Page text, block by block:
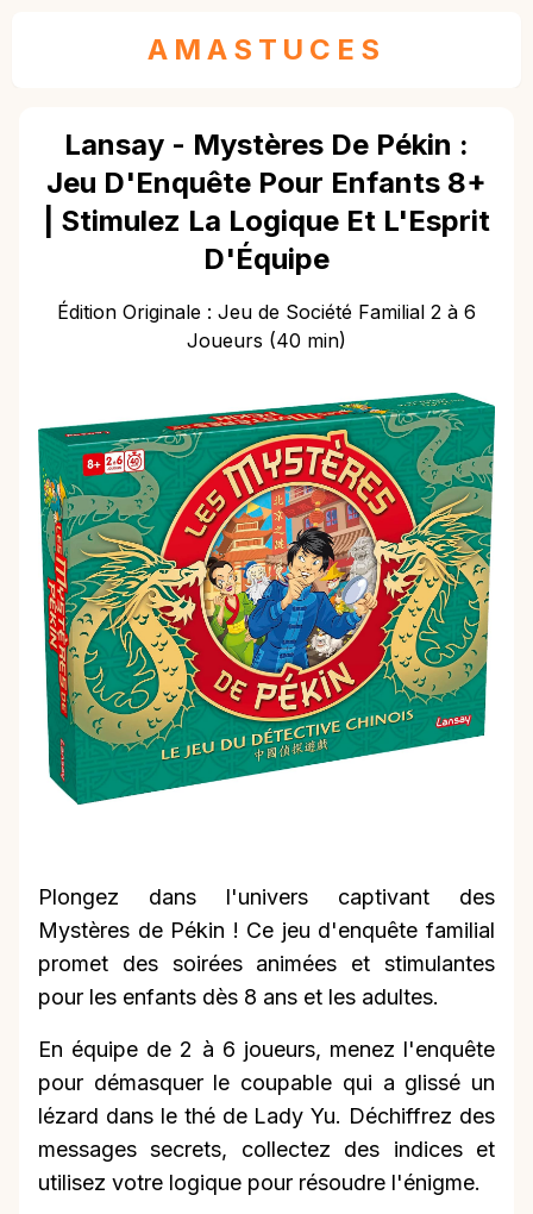
AMASTUCES
Lansay - Mystères De Pékin :
Jeu D'Enquête Pour Enfants 8+
| Stimulez La Logique Et L'Esprit
D'Équipe
Édition Originale : Jeu de Société Familial 2 à 6
Joueurs (40 min)
Plongez dans l'univers captivant des
Mystères de Pékin ! Ce jeu d'enquête familial
promet des soirées animées et stimulantes
pour les enfants dès 8 ans et les adultes.
En équipe de 2 à 6 joueurs, menez l'enquête
pour démasquer le coupable qui a glissé un
lézard dans le thé de Lady Yu. Déchiffrez des
messages secrets, collectez des indices et
utilisez votre logique pour résoudre l'énigme.